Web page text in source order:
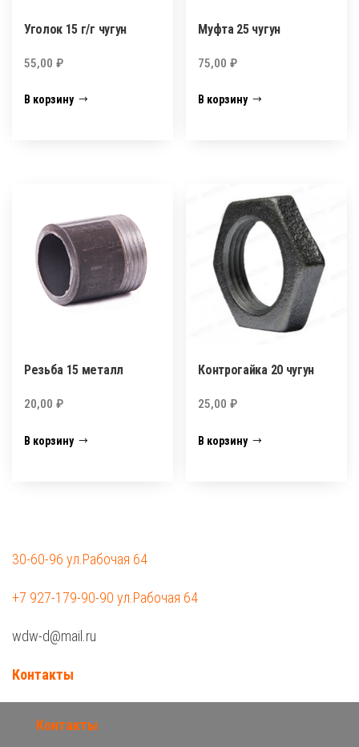
Уголок 15 г/г чугун
55,00 ₽
В корзину
Муфта 25 чугун
75,00₽
В корзину
Резьба 15 металл
20,00 ₽
В корзину
Контрогайка 20 чугун
25,00₽
В корзину
30-60-96 ул.Рабочая 64
+7 927-179-90-90 ул.Рабочая 64
wdw-d@mail.ru
Контакты
Контакты